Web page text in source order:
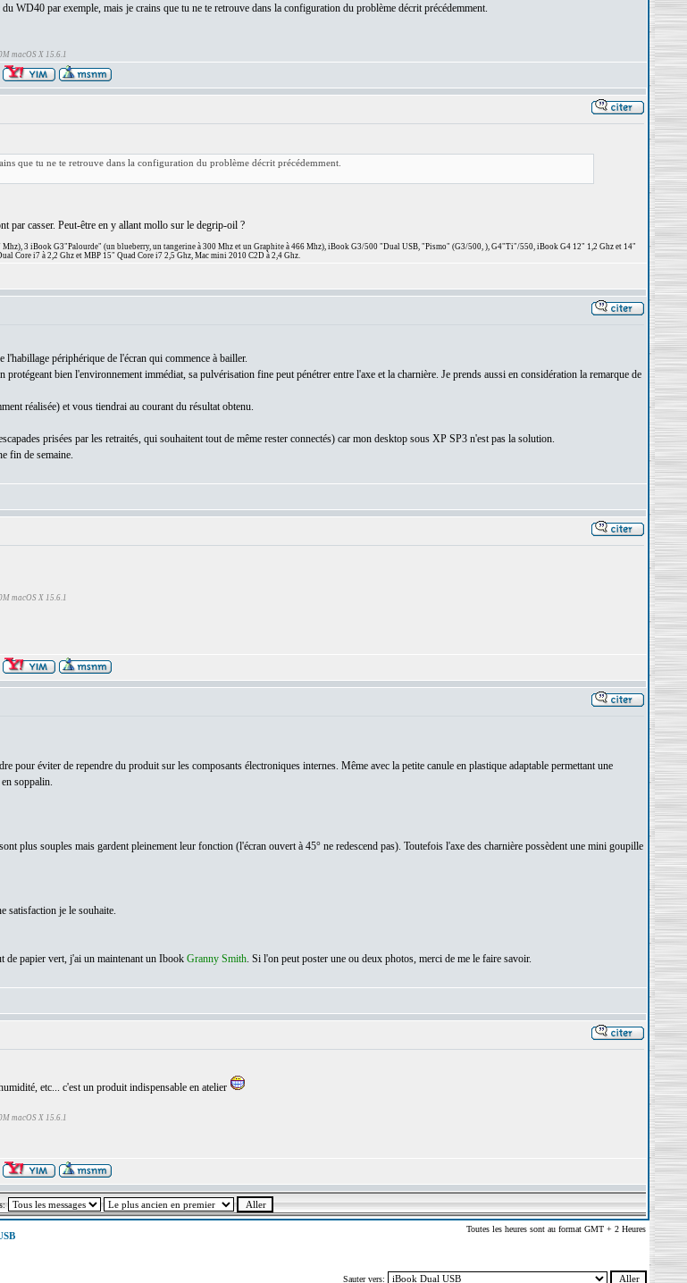
WD40 par exemple, mais je crains que tu ne te retrouve dans la configuration du problème décrit précédemment.
macOS X 15.6.1
que tu ne te retrouve dans la configuration du problème décrit précédemment.
par casser. Peut-être en y allant mollo sur le degrip-oil ?
3 iBook G3"Palourde" (un blueberry, un tangerine à 300 Mhz et un Graphite à 466 Mhz), iBook G3/500 "Dual USB, "Pismo" (G3/500, ), G4"Ti"/550, iBook G4 12" 1,2 Ghz et 14"
Core i7 à 2,2 Ghz et MBP 15" Quad Core i7 2,5 Ghz, Mac mini 2010 C2D à 2,4 Ghz.
périphérique de l'écran qui commence à bailler.
bien l'environnement immédiat, sa pulvérisation fine peut pénétrer entre l'axe et la charnière. Je prends aussi en considération la remarque de
réalisée) et vous tiendrai au courant du résultat obtenu.
prisées par les retraités, qui souhaitent tout de même rester connectés) car mon desktop sous XP SP3 n'est pas la solution.
fin de semaine.
macOS X 15.6.1
pour éviter de rependre du produit sur les composants électroniques internes. Même avec la petite canule en plastique adaptable permettant une
soppalin.
plus souples mais gardent pleinement leur fonction (l'écran ouvert à 45° ne redescend pas). Toutefois l'axe des charnière possèdent une mini goupille
satisfaction je le souhaite.
de papier vert, j'ai un maintenant un Ibook Granny Smith. Si l'on peut poster une ou deux photos, merci de me le faire savoir.
etc... c'est un produit indispensable en atelier
macOS X 15.6.1
Toutes les heures sont au format GMT + 2 Heures
Sauter vers: